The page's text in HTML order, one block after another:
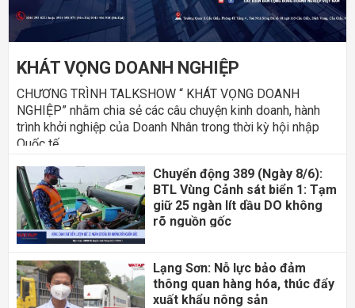
KHÁT VỌNG DOANH NGHIỆP
CHƯƠNG TRÌNH TALKSHOW “ KHÁT VỌNG DOANH
NGHIỆP” nhằm chia sẻ các câu chuyện kinh doanh, hành
trình khởi nghiệp của Doanh Nhân trong thời kỳ hội nhập
Quốc tế
Chuyển động 389 (Ngày 8/6):
BTL Vùng Cảnh sát biển 1: Tạm
giữ 25 ngàn lít dầu DO không
rõ nguồn gốc
Lạng Sơn: Nỗ lực bảo đảm
thông quan hàng hóa, thúc đẩy
xuất khẩu nông sản